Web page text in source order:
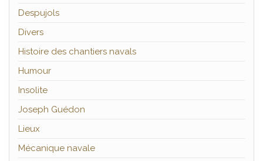
Despujols
Divers
Histoire des chantiers navals
Humour
Insolite
Joseph Guédon
Lieux
Mécanique navale